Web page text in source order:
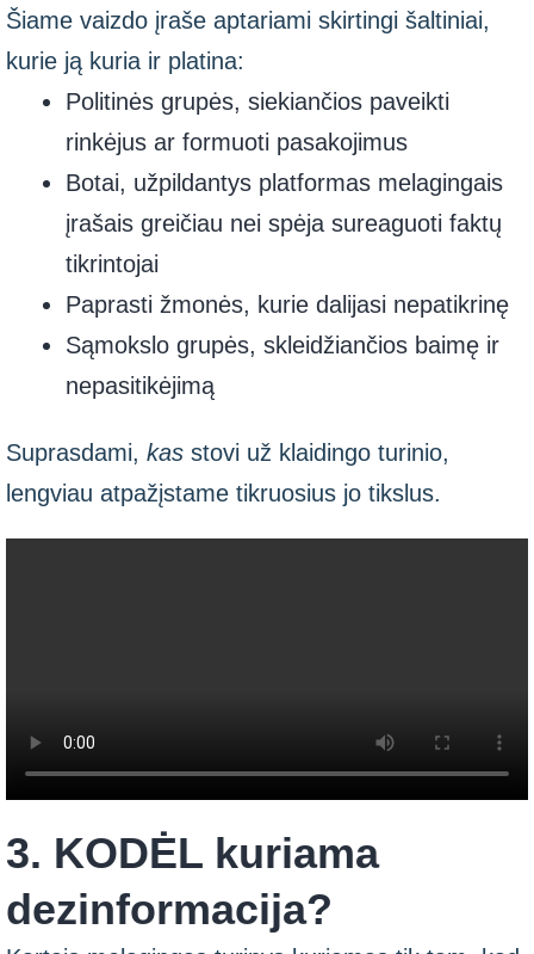
Šiame vaizdo įraše aptariami skirtingi šaltiniai,
kurie ją kuria ir platina:
Politinės grupės, siekiančios paveikti
rinkėjus ar formuoti pasakojimus
Botai, užpildantys platformas melagingais
įrašais greičiau nei spėja sureaguoti faktų
tikrintojai
Paprasti žmonės, kurie dalijasi nepatikrinę
Sąmokslo grupės, skleidžiančios baimę ir
nepasitikėjimą
Suprasdami, kas stovi už klaidingo turinio,
lengviau atpažįstame tikruosius jo tikslus.
3. KODĖL kuriama
dezinformacija?